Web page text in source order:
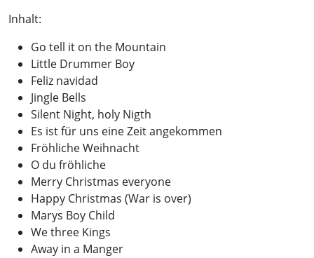
Inhalt:
Go tell it on the Mountain
Little Drummer Boy
Feliz navidad
Jingle Bells
Silent Night, holy Nigth
Es ist für uns eine Zeit angekommen
Fröhliche Weihnacht
O du fröhliche
Merry Christmas everyone
Happy Christmas (War is over)
Marys Boy Child
We three Kings
Away in a Manger